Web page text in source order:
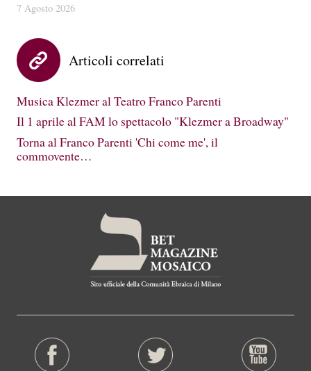
7 Agosto 2026
Articoli correlati
Musica Klezmer al Teatro Franco Parenti
Il 1 aprile al FAM lo spettacolo "Klezmer a Broadway"
Torna al Franco Parenti 'Chi come me', il
commovente…